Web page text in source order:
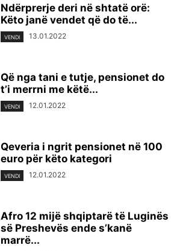
Ndërprerje deri në shtatë orë:
Këto janë vendet që do të...
VENDI 13.01.2022
Që nga tani e tutje, pensionet do
t’i merrni me këtë...
VENDI 12.01.2022
Qeveria i ngrit pensionet në 100
euro për këto kategori
VENDI 12.01.2022
Afro 12 mijë shqiptarë të Luginës
së Preshevës ende s’kanë
marrë...